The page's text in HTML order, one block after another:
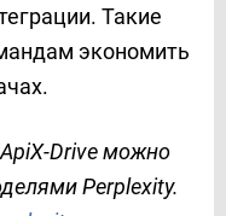
Такие
экономить
Drive можно
Perplexity.